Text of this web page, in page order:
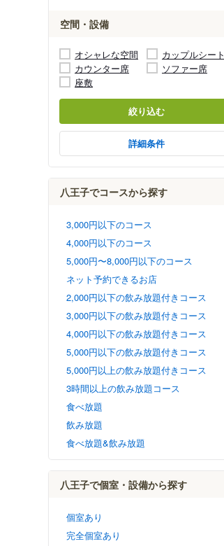
空間・設備
オシャレな空間
カップルシート
カウンター席
ソファー席
座敷
絞り込む
詳細条件
八王子でコースから探す
3,000円以下のコース
4,000円以下のコース
5,000円〜8,000円以下のコース
ネット予約できるお店
2,000円以下の飲み放題付きコース
3,000円以下の飲み放題付きコース
4,000円以下の飲み放題付きコース
5,000円以下の飲み放題付きコース
5,000円以上の飲み放題付きコース
3時間以上の飲み放題コース
食べ放題
飲み放題
食べ放題&飲み放題
八王子で個室・設備から探す
個室あり
完全個室あり